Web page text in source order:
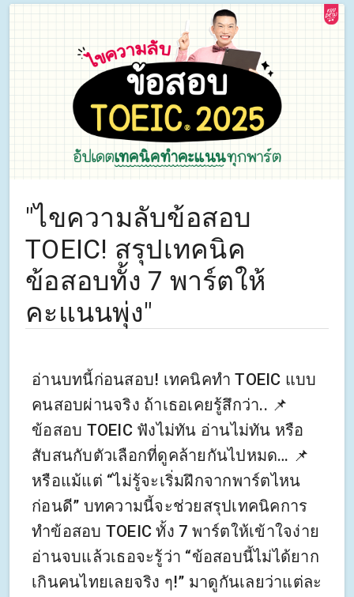
"ไขความลับข้อสอบ
TOEIC! สรุปเทคนิค
ข้อสอบทั้ง 7 พาร์ตให้
คะแนนพุ่ง"
อ่านบทนี้ก่อนสอบ! เทคนิคทำ TOEIC แบบ
คนสอบผ่านจริง ถ้าเธอเคยรู้สึกว่า.. 📌
ข้อสอบ TOEIC ฟังไม่ทัน อ่านไม่ทัน หรือ
สับสนกับตัวเลือกที่ดูคล้ายกันไปหมด… 📌
หรือแม้แต่ “ไม่รู้จะเริ่มฝึกจากพาร์ตไหน
ก่อนดี” บทความนี้จะช่วยสรุปเทคนิคการ
ทำข้อสอบ TOEIC ทั้ง 7 พาร์ตให้เข้าใจง่าย
อ่านจบแล้วเธอจะรู้ว่า “ข้อสอบนี้ไม่ได้ยาก
เกินคนไทยเลยจริง ๆ!” มาดูกันเลยว่าแต่ละ